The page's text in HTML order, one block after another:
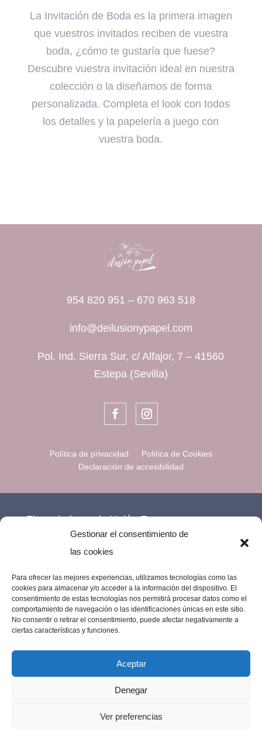
Gestionar el consentimiento de
las cookies
Para ofrecer las mejores experiencias, utilizamos tecnologías como las
cookies para almacenar y/o acceder a la información del dispositivo. El
consentimiento de estas tecnologías nos permitirá procesar datos como el
comportamiento de navegación o las identificaciones únicas en este sitio.
No consentir o retirar el consentimiento, puede afectar negativamente a
ciertas características y funciones.
Aceptar
Denegar
Ver preferencias
La Invitación de Boda es la primera imagen
que vuestros invitados reciben de vuestra
boda, ¿cómo te gustaría que fuese?
Descubre vuestra invitación ideal en nuestra
colección o la diseñamos de forma
personalizada. Completa el look con todos
los detalles y la papelería a juego con
vuestra boda.
954 820 951 – 670 963 518
info@deilusionypapel.com
Pol. Ind. Sierra Sur, c/ Alfajor, 7 – 41560
Estepa (Sevilla)
Política de privacidad
Política de Cookies
Declaración de accesibilidad
Financiado por la Unión Europea –
NextGenerationEU.
Imprenta Los Remedios © 2023 | Todos los